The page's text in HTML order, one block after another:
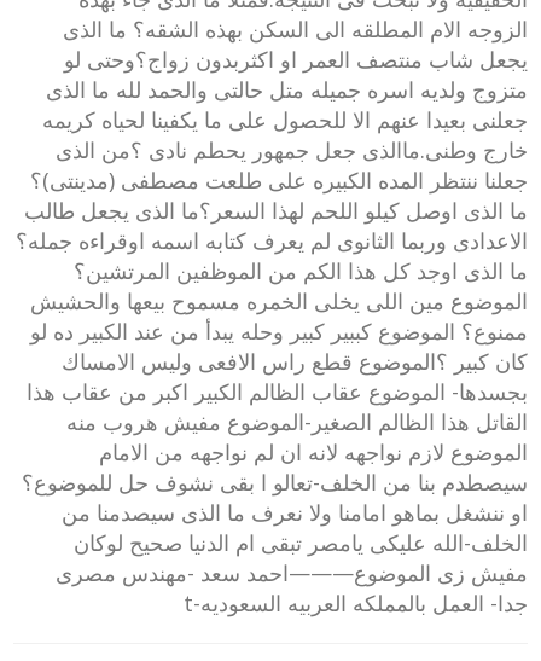
الزوجه الام المطلقه الى السكن بهذه الشقه؟ ما الذى
يجعل شاب منتصف العمر او اكثربدون زواج؟وحتى لو
متزوج ولديه اسره جميله متل حالتى والحمد لله ما الذى
جعلنى بعيدا عنهم الا للحصول على ما يكفينا لحياه كريمه
خارج وطنى.ماالذى جعل جمهور يحطم نادى ؟من الذى
جعلنا ننتظر المده الكبيره على طلعت مصطفى (مدينتى)؟
ما الذى اوصل كيلو اللحم لهذا السعر؟ما الذى يجعل طالب
الاعدادى وربما الثانوى لم يعرف كتابه اسمه اوقراءه جمله؟
ما الذى اوجد كل هذا الكم من الموظفين المرتشين؟
الموضوع مين اللى يخلى الخمره مسموح بيعها والحشيش
ممنوع؟ الموضوع كببير كبير وحله يبدأ من عند الكبير ده لو
كان كبير ؟الموضوع قطع راس الافعى وليس الامساك
بجسدها- الموضوع عقاب الظالم الكبير اكبر من عقاب هذا
القاتل هذا الظالم الصغير-الموضوع مفيش هروب منه
الموضوع لازم نواجهه لانه ان لم نواجهه من الامام
سيصطدم بنا من الخلف-تعالو ا بقى نشوف حل للموضوع؟
او ننشغل بماهو امامنا ولا نعرف ما الذى سيصدمنا من
الخلف-الله عليكى يامصر تبقى ام الدنيا صحيح لوكان
مفيش زى الموضوع———احمد سعد -مهندس مصرى
جدا- العمل بالمملكه العربيه السعوديه-t